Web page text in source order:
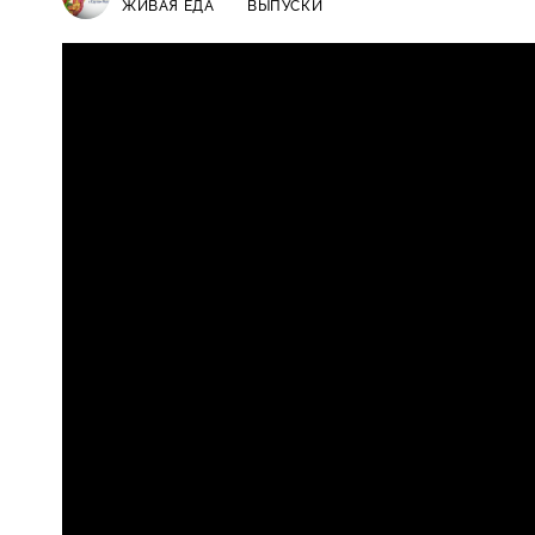
ЖИВАЯ ЕДА
ВЫПУСКИ